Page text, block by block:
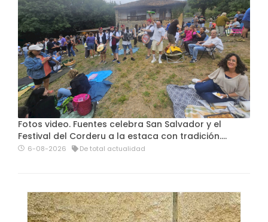
Fotos video. Fuentes celebra San Salvador y el
Festival del Corderu a la estaca con tradición....
6-08-2026 De total actualidad